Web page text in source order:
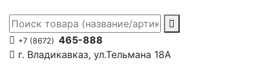
+7 (8672) 465-888
г. Владикавказ, ул.Тельмана 18А